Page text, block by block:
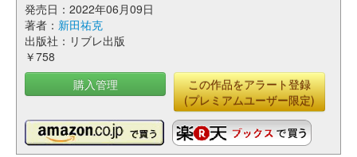
発売日：2022年06月09日
著者： 新田祐克
出版社：リブレ出版
￥758
購入管理
この作品をアラート登録
(プレミアムユーザー限定)